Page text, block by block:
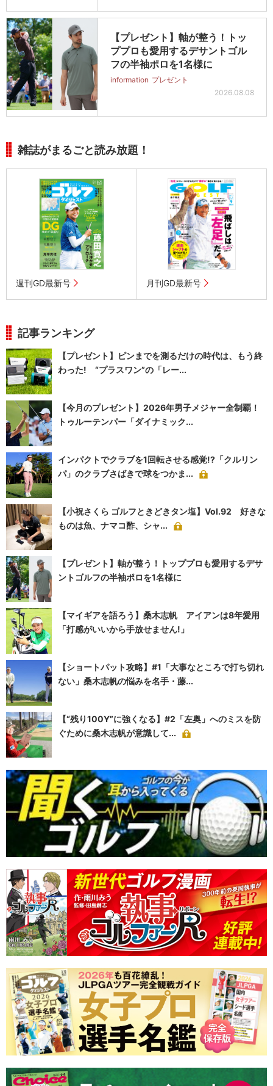
【プレゼント】軸が整う！トッ
ププロも愛用するデサントゴル
フの半袖ポロを1名様に
information プレゼント
2026.08.08
雑誌がまるごと読み放題！
週刊GD最新号 月刊GD最新号
記事ランキング
【プレゼント】ピンまでを測るだけの時代は、もう終
わった! “プラスワン”の「レー...
【今月のプレゼント】2026年男子メジャー全制覇！
トゥルーテンパー「ダイナミック...
インパクトでクラブを1回転させる感覚!?「クルリン
パ」のクラブさばきで球をつかま...
【小祝さくら ゴルフときどきタン塩】Vol.92 好きな
ものは魚、ナマコ酢、シャ...
【プレゼント】軸が整う！トッププロも愛用するデサ
ントゴルフの半袖ポロを1名様に
【マイギアを語ろう】桑木志帆 アイアンは8年愛用
「打感がいいから手放せません!」
【ショートパット攻略】#1「大事なところで打ち切れ
ない」桑木志帆の悩みを名手・藤...
【“残り100Y”に強くなる】#2「左奥」へのミスを防
ぐために桑木志帆が意識して...